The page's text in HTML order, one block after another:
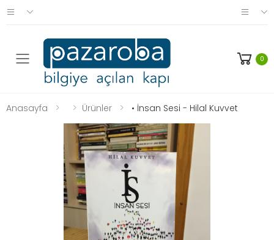
0
Anasayfa Ürünler • İnsan Sesi - Hilal Kuvvet